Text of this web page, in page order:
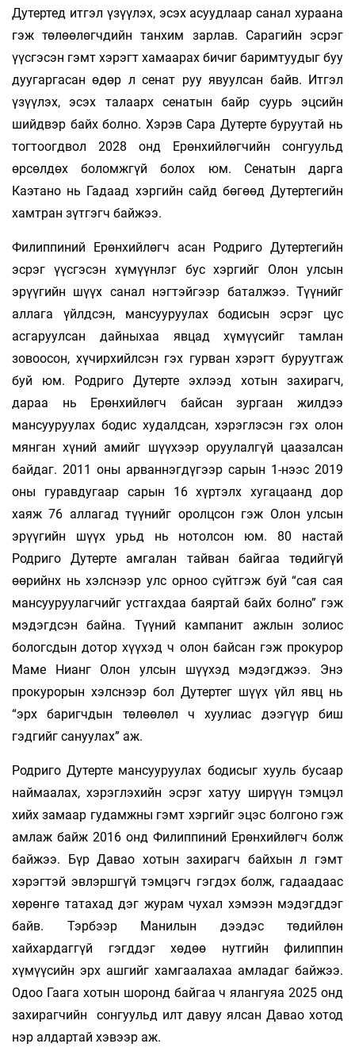
Дутертед итгэл үзүүлэх, эсэх асуудлаар санал хураана
гэж төлөөлөгчдийн танхим зарлав. Сарагийн эсрэг
үүсгэсэн гэмт хэрэгт хамаарах бичиг баримтуудыг буу
дуугаргасан өдөр л сенат руу явуулсан байв. Итгэл
үзүүлэх, эсэх талаарх сенатын байр суурь эцсийн
шийдвэр байх болно. Хэрэв Сара Дутерте буруутай нь
тогтоогдвол 2028 онд Ерөнхийлөгчийн сонгуульд
өрсөлдөх боломжгүй болох юм. Сенатын дарга
Каэтано нь Гадаад хэргийн сайд бөгөөд Дутертегийн
хамтран зүтгэгч байжээ.
Филиппиний Ерөнхийлөгч асан Родриго Дутертегийн
эсрэг үүсгэсэн хүмүүнлэг бус хэргийг Олон улсын
эрүүгийн шүүх санал нэгтэйгээр баталжээ. Түүнийг
аллага үйлдсэн, мансууруулах бодисын эсрэг цус
асгаруулсан дайныхаа явцад хүмүүсийг тамлан
зовоосон, хүчирхийлсэн гэх гурван хэрэгт буруутгаж
буй юм. Родриго Дутерте эхлээд хотын захирагч,
дараа нь Ерөнхийлөгч байсан зургаан жилдээ
мансууруулах бодис худалдсан, хэрэглэсэн гэх олон
мянган хүний амийг шүүхээр оруулалгүй цаазалсан
байдаг. 2011 оны арваннэгдүгээр сарын 1-нээс 2019
оны гуравдугаар сарын 16 хүртэлх хугацаанд дор
хаяж 76 аллагад түүнийг оролцсон гэж Олон улсын
эрүүгийн шүүх урьд нь нотолсон юм. 80 настай
Родриго Дутерте амгалан тайван байгаа төдийгүй
өөрийнх нь хэлснээр улс орноо сүйтгэж буй “сая сая
мансууруулагчийг устгахдаа баяртай байх болно” гэж
мэдэгдсэн байна. Түүний кампанит ажлын золиос
бологсдын дотор хүүхэд ч олон байсан гэж прокурор
Маме Нианг Олон улсын шүүхэд мэдэгджээ. Энэ
прокурорын хэлснээр бол Дутертег шүүх үйл явц нь
“эрх баригчдын төлөөлөл ч хуулиас дээгүүр биш
гэдгийг сануулах” аж.
Родриго Дутерте мансууруулах бодисыг хууль бусаар
наймаалах, хэрэглэхийн эсрэг хатуу ширүүн тэмцэл
хийх замаар гудамжны гэмт хэргийг эцэс болгоно гэж
амлаж байж 2016 онд Филиппиний Ерөнхийлөгч болж
байжээ. Бүр Давао хотын захирагч байхын л гэмт
хэрэгтэй эвлэршгүй тэмцэгч гэгдэх болж, гадаадаас
хөрөнгө татахад дэг журам чухал хэмээн мэдэгддэг
байв. Тэрбээр Манилын дээдэс төдийлөн
хайхардаггүй гэгддэг хөдөө нутгийн филиппин
хүмүүсийн эрх ашгийг хамгаалахаа амладаг байжээ.
Одоо Гаага хотын шоронд байгаа ч ялангуяа 2025 онд
захирагчийн сонгуульд илт давуу ялсан Давао хотод
нэр алдартай хэвээр аж.